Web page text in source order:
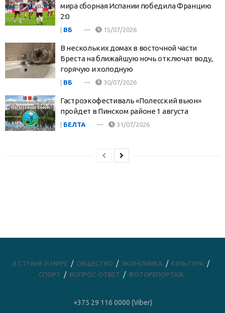
мира сборная Испании победила Францию
2:0
| ВБ 15/07/2026
В нескольких домах в восточной части
Бреста на ближайшую ночь отключат воду,
горячую и холодную
| ВБ 30/07/2026
Гастроэкофестиваль «Полесский вьюн»
пройдет в Пинском районе 1 августа
| БЕЛТА 31/07/2026
В СТРАНЕ И МИРЕ ОБЩЕСТВО ЭКОНОМИКА
КУЛЬТУРА
СПОРТ
ВОПРОС-ОТВЕТ ФОТОРЕПОРТАЖ
+375 29 116 0000 (Viber)